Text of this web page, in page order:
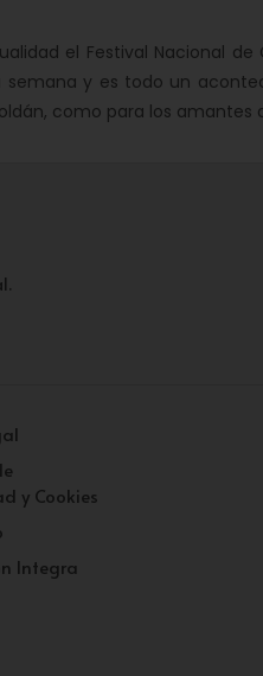
el Festival Nacional de
semana y es todo un
como para los
y Cookies
Integra